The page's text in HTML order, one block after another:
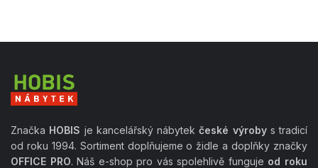
Značka HOBIS je kancelářský nábytekčeské výrobys tradicí
od roku 1994. Sortiment doplňujeme o židle a doplňky značky
OFFICE PRO. Náš e-shop pro vás spolehlivě funguje od roku